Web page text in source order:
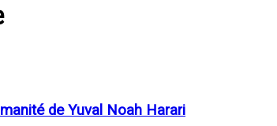
de Yuval Noah Harari